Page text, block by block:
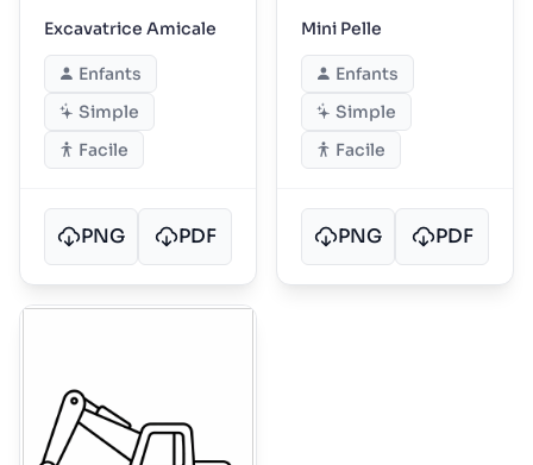
Excavatrice Amicale
Enfants
Simple
Facile
PNG PDF
Mini Pelle
Enfants
Simple
Facile
PNG PDF